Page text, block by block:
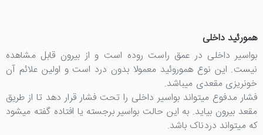
همورئید داخلی
بواسیر داخلی در عمق راست روده است و از بیرون قابل مشاهده
نیست. این نوع هموروئید معمولا بدون درد است و اولین علائم آن
خونریزی مقعدی میباشد.
فشار مدفوع میتواند بواسیر داخلی را تحت فشار قرار دهد تا از طریق
مقعد بیرون بیاید. به این حالت بواسیر برجسته یا افتاده گفته میشود
که میتواند دردناک باشد.